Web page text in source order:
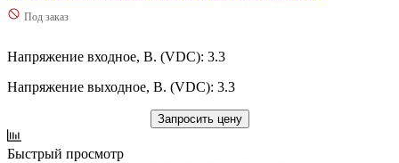
Под заказ
Напряжение входное, В. (VDC): 3.3
Напряжение выходное, В. (VDC): 3.3
Запросить цену
Быстрый просмотр